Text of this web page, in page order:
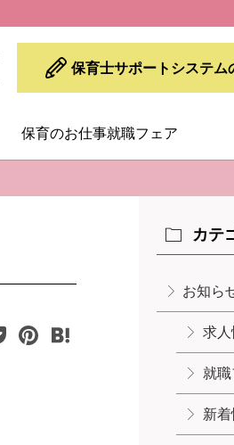
保育のお仕事就職フェア
未就学児
保育士修
保育補
保育士サポートシステム
カテ
お知ら
求人
就
新